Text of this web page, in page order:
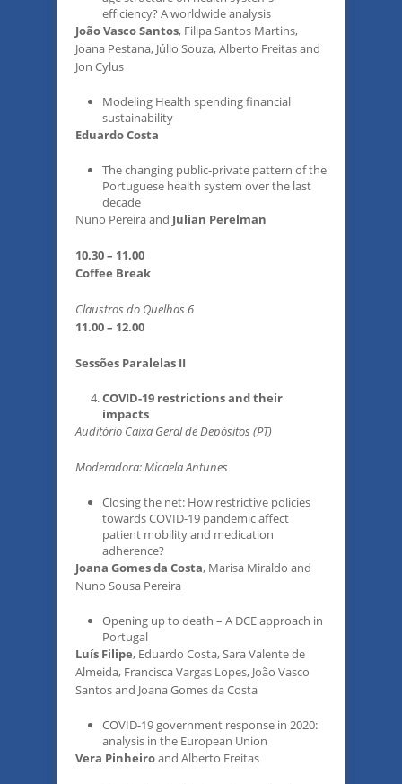
efficiency? A worldwide analysis
João Vasco Santos, Filipa Santos Martins,
Joana Pestana, Júlio Souza, Alberto Freitas and
Jon Cylus
Modeling Health spending financial
sustainability
Eduardo Costa
The changing public-private pattern of the
Portuguese health system over the last
decade
Nuno Pereira and Julian Perelman
10.30 – 11.00
Coffee Break
Claustros do Quelhas 6
11.00 – 12.00
Sessões Paralelas II
COVID-19 restrictions and their
impacts
Auditório Caixa Geral de Depósitos (PT)
Moderadora: Micaela Antunes
Closing the net: How restrictive policies
towards COVID-19 pandemic affect
patient mobility and medication
adherence?
Joana Gomes da Costa, Marisa Miraldo and
Nuno Sousa Pereira
Opening up to death – A DCE approach in
Portugal
Luís Filipe, Eduardo Costa, Sara Valente de
Almeida, Francisca Vargas Lopes, João Vasco
Santos and Joana Gomes da Costa
COVID-19 government response in 2020:
analysis in the European Union
Vera Pinheiroand Alberto Freitas